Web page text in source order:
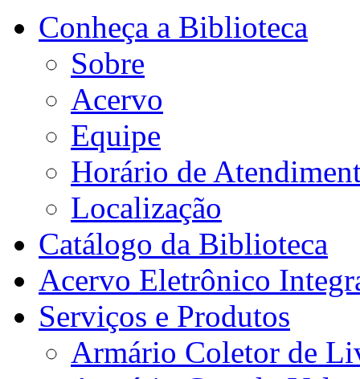
Conheça a Biblioteca
Sobre
Acervo
Equipe
Horário de
Localização
Catálogo da Biblioteca
Acervo Eletrônico
Serviços e Produtos
Armário Coletor de